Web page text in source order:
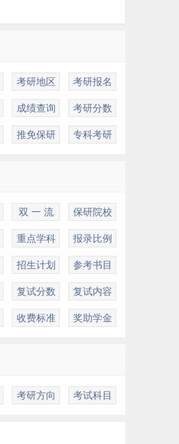
考研地区 考研报名
成绩查询 考研分数
推免保研 专科考研
双 一 流 保研院校
重点学科 报录比例
招生计划 参考书目
复试分数 复试内容
收费标准 奖助学金
考研方向 考试科目